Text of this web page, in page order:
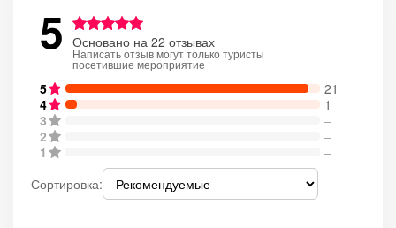
5 Основано на 22 отзывах
Написать отзыв могут только туристы
посетившие мероприятие
5
21
4
1
3
–
2
–
1
–
Сортировка: